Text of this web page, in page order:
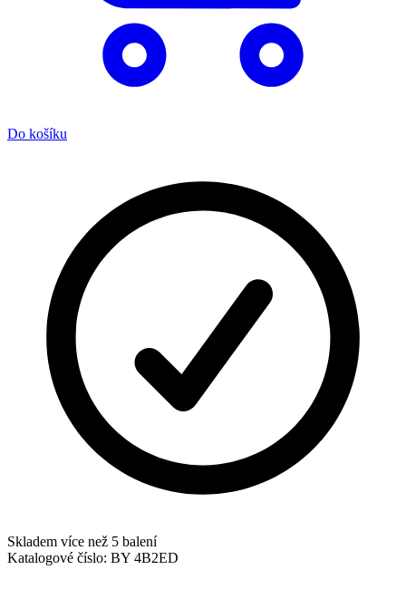
Do košíku
Skladem více než 5 balení
Katalogové číslo: BY 4B2ED